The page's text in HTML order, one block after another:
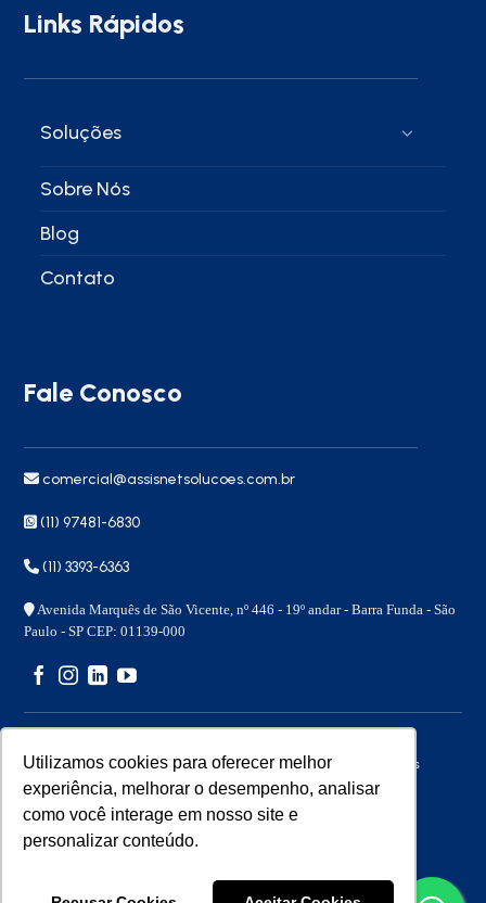
Utilizamos cookies para oferecer melhor
experiência, melhorar o desempenho, analisar
como você interage em nosso site e
personalizar conteúdo.
Links Rápidos
Soluções
Sobre Nós
Blog
Contato
Fale Conosco
comercial@assisnetsolucoes.com.br
(11) 97481-6830
(11) 3393-6363
Avenida Marquês de São Vicente, nº 446 - 19º andar - Barra Funda - São
Paulo - SP CEP: 01139-000
Copyright 2026 © – Assisnet Soluções – Todos os direitos
reservados